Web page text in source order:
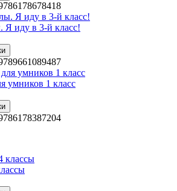
Я иду в 3-й класс!
умников 1 класс